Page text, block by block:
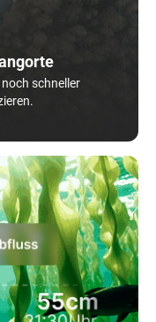
schneller